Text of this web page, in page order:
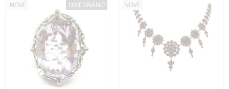
NOVÉ OBJEDNÁNO NOVÉ